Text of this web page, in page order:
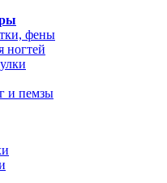
фены
ногтей
и пемзы